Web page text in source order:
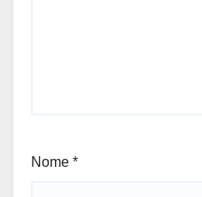
Nome *